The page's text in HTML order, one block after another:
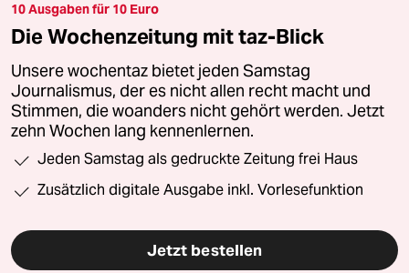
10 Ausgaben für 10 Euro
Die Wochenzeitung mit taz-Blick
Unsere wochentaz bietet jeden Samstag
Journalismus, der es nicht allen recht macht und
Stimmen, die woanders nicht gehört werden. Jetzt
zehn Wochen lang kennenlernen.
Jeden Samstag als gedruckte Zeitung frei Haus
Zusätzlich digitale Ausgabe inkl. Vorlesefunktion
Jetzt bestellen